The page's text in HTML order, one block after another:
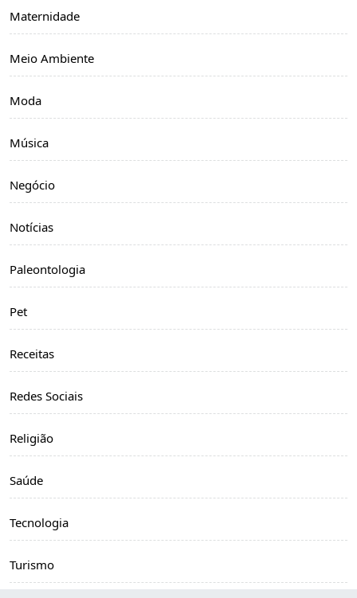
Maternidade
Meio Ambiente
Moda
Música
Negócio
Notícias
Paleontologia
Pet
Receitas
Redes Sociais
Religião
Saúde
Tecnologia
Turismo